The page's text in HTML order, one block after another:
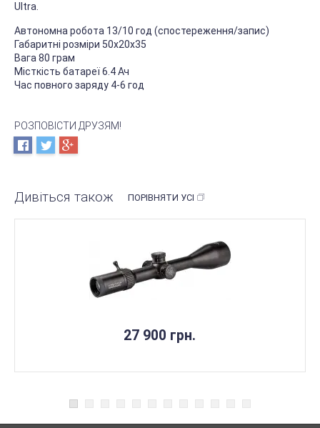
Ultra.
Автономна робота 13/10 год (спостереження/запис)
Габаритні розміри 50х20х35
Вага 80 грам
Місткість батареї 6.4 Ач
Час повного заряду 4-6 год
РОЗПОВІСТИ ДРУЗЯМ!
Дивіться також ПОРІВНЯТИ УСІ
27 900 грн.